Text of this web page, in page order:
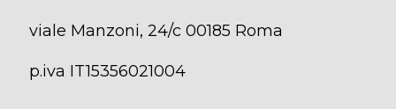
viale Manzoni, 24/c 00185 Roma
p.iva IT15356021004